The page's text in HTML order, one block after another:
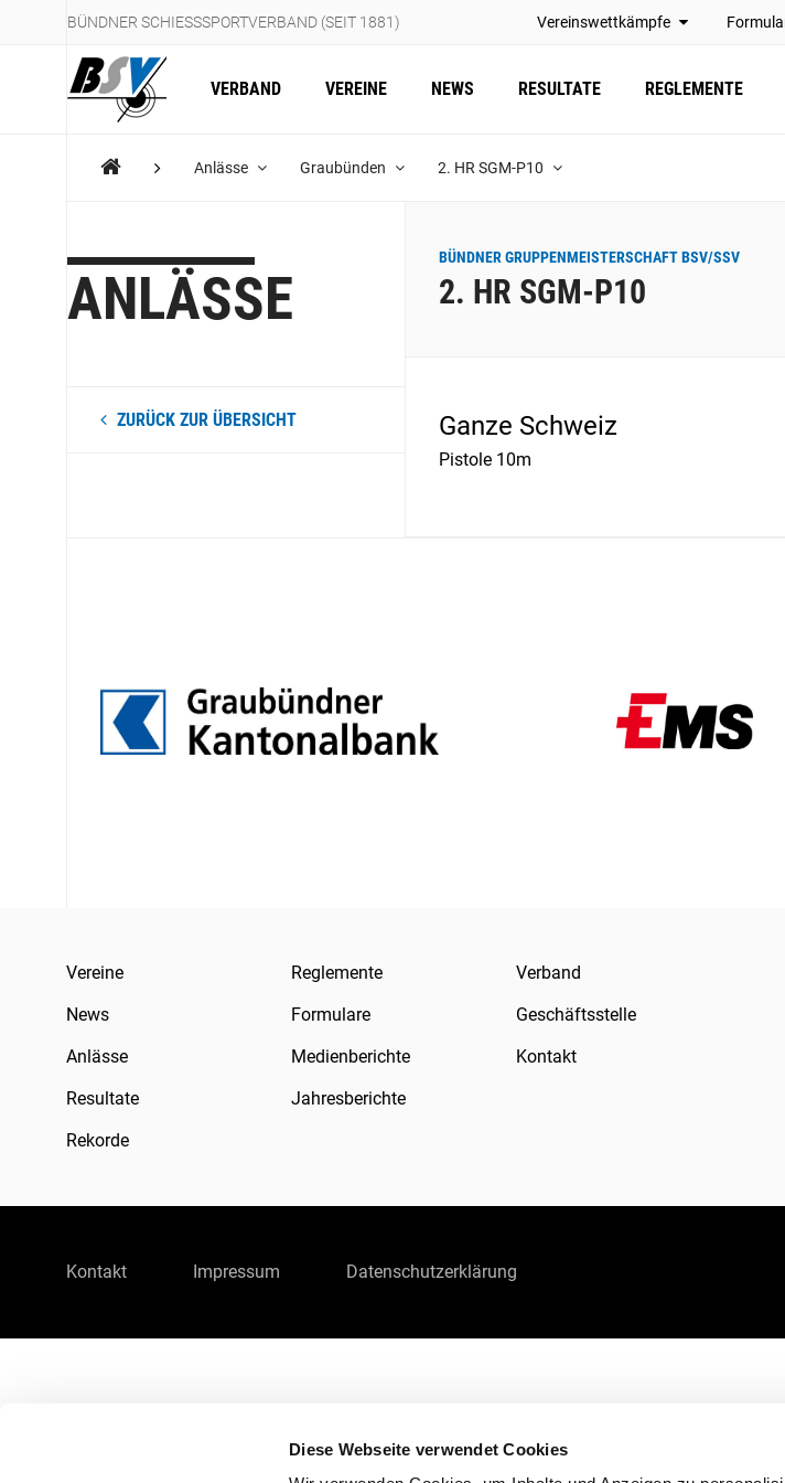
Diese Webseite verwendet Cookies
BÜNDNER SCHIESSSPORTVERBAND (SEIT 1881) Vereinswettkämpfe
VERBAND VEREINE NEWS RESULTATE REGLEMENTE
Anlässe Graubünden 2. HR SGM-P10
ANLÄSSE
ZURÜCK ZUR ÜBERSICHT
BÜNDNER GRUPPENMEISTERSCHAFT BSV/SSV
2. HR SGM-P10
Ganze Schweiz
Pistole 10m
Vereine
News
Anlässe
Resultate
Rekorde
Reglemente
Formulare
Medienberichte
Jahresberichte
Verband
Geschäftsstelle
Kontakt
Kontakt Impressum Datenschutzerklärung